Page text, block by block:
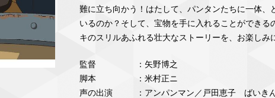
難に立ち向かう！はたして、パンタンたちに一体、
いるのか？そして、宝物を手に入れることができる
キのスリルあふれる壮大なストーリーを、お楽しみ
監督
：矢野博之
脚本
：米村正ニ
声の出演
：アンパンマン／戸田恵子 ばいき